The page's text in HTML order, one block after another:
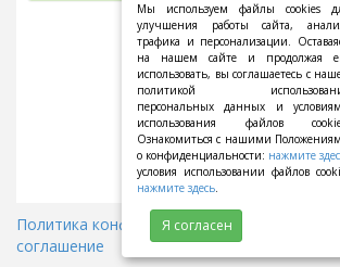
Политика конфиденциальности
соглашение
Мы используем файлы cookies
улучшения работы сайта,
трафика и персонализации.
на нашем сайте и продолжая
использовать, вы соглашаетесь с
политикой
персональных данных и
использования файлов
Ознакомиться с нашими
о конфиденциальности: нажмите
условия использовании файлов
нажмите здесь.
Я согласен